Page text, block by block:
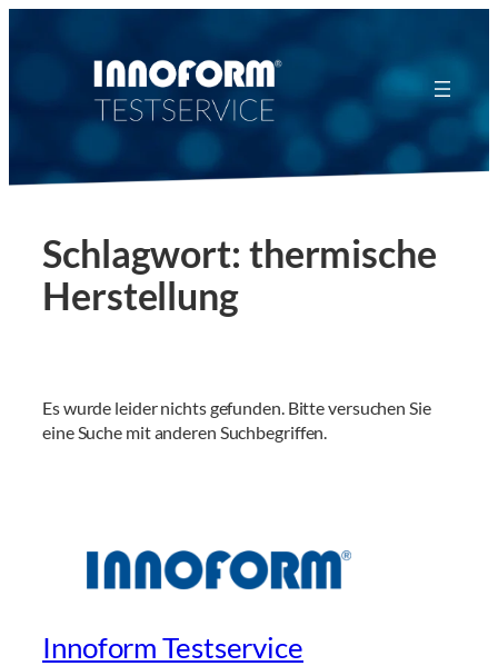
Schlagwort: thermische
Herstellung
Es wurde leider nichts gefunden. Bitte versuchen Sie
eine Suche mit anderen Suchbegriffen.
Innoform Testservice